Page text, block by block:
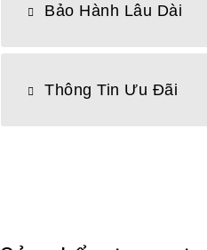
Bảo Hành Lâu Dài
Thông Tin Ưu Đãi